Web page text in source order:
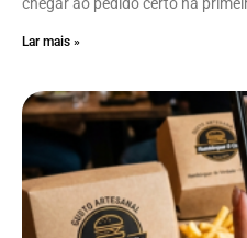
Lar mais »